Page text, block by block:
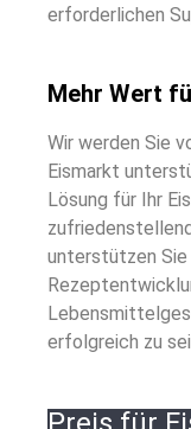
erforderlichen
Mehr Wert
Wir werden Sie
Eismarkt
Lösung für Ihr
unterstützen
erfolgreich zu